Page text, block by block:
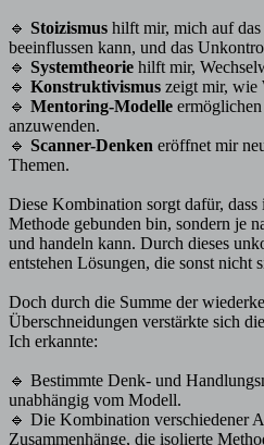
🔹 Stoizismus hilft mir, mich auf
beeinflussen kann, und das
🔹 Systemtheorie hilft mir,
🔹 Konstruktivismus zeigt mir, wie
🔹 Mentoring-Modelle
anzuwenden.
🔹 Scanner-Denken eröffnet mir
Themen.
Diese Kombination sorgt dafür,
Methode gebunden bin, sondern je
und handeln kann. Durch dieses
entstehen Lösungen, die sonst nicht
Doch durch die Summe der
Überschneidungen verstärkte sich
Ich erkannte:
🔹 Bestimmte Denk- und
unabhängig vom Modell.
🔹 Die Kombination verschiedener
Zusammenhänge, die isolierte